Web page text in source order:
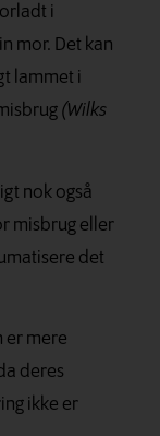
i
mor. Det kan
lammet i
(Wilks
nok også
misbrug eller
det
er mere
deres
ikke er